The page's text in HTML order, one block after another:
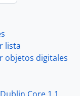
lista
objetos digitales